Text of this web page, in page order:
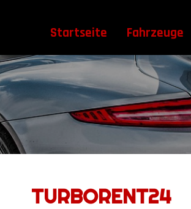
Startseite Fahrzeuge
TURBORENT24